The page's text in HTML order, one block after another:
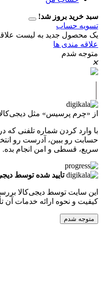
بروز شد!
جدید به لیست علاقه مندی
ها
پرسیس» مثل دیجی‌کالا خرید
شماره تلفنی که در
ببین، آدرست رو انتخاب کن و
و امن انجام بده.
تایید شده توسط دیجی‌کالا
توسط دیجی‌کالا بررسی شده
ارائه خدمات آن تأیید